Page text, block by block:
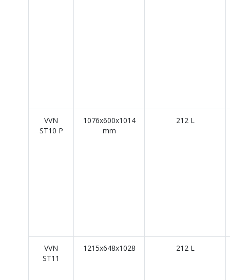
VVN
ST10 P
1076x600x1014
mm
212 L
VVN
ST11
1215x648x1028 212 L